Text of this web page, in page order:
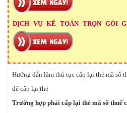
DỊCH VỤ KẾ TOÁN TRỌN GÓI
Hướng dẫn làm thủ tục cấp lại thẻ mã số
để cấp lại thẻ
Trường hợp phải cấp lại thẻ mã số thuế